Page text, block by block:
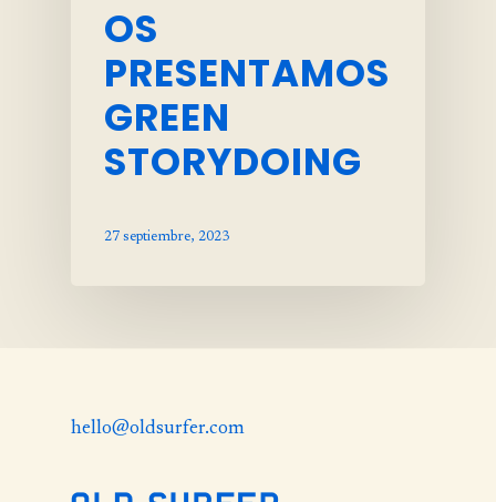
OS
PRESENTAMOS
GREEN
STORYDOING
27 septiembre, 2023
hello@oldsurfer.com